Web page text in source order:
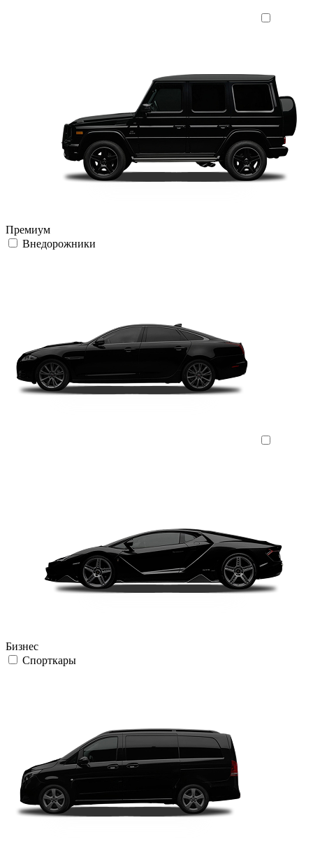
Премиум
Внедорожники
Бизнес
Спорткары